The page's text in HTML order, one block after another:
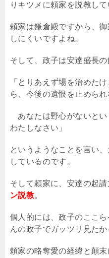
りキツメに頼家を説教して
頼家は鎌倉殿ですから、
しにくいですよね。
そして、政子は安達盛長の
「とりあえず場を治めた
ら、今後の遺恨を止められ
あなたは野心がないとい
わたしなさい」
というようなことを言い
しているのです。
そして頼家に、安達の起
ン説教。
個人的には、政子のここ
んの政子でガッツリ見たか
頼家の略奪愛の経緯と顛